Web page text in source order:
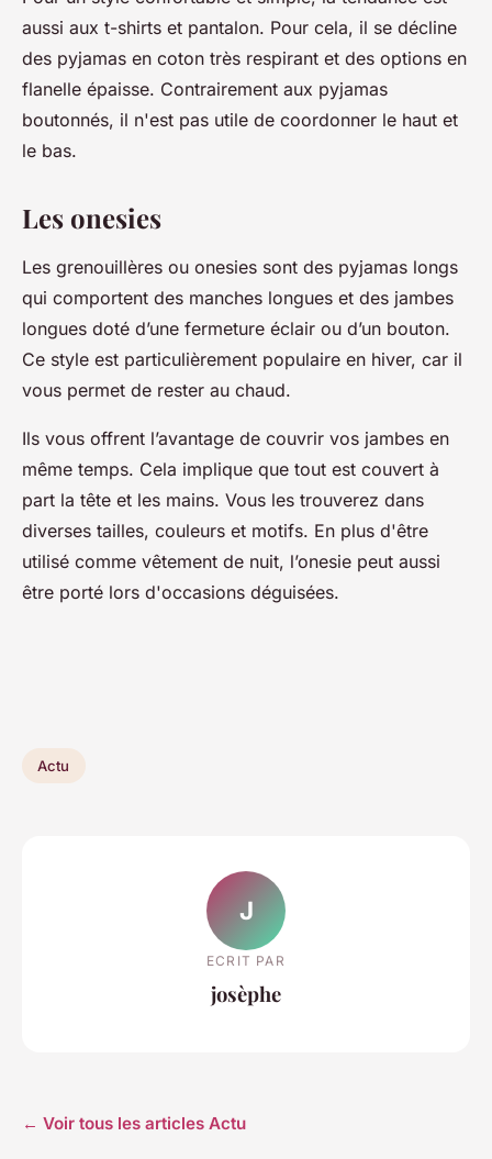
aussi aux t-shirts et pantalon. Pour cela, il se décline
des pyjamas en coton très respirant et des options en
flanelle épaisse. Contrairement aux pyjamas
boutonnés, il n'est pas utile de coordonner le haut et
le bas.
Les onesies
Les grenouillères ou onesies sont des pyjamas longs
qui comportent des manches longues et des jambes
longues doté d’une fermeture éclair ou d’un bouton.
Ce style est particulièrement populaire en hiver, car il
vous permet de rester au chaud.
Ils vous offrent l’avantage de couvrir vos jambes en
même temps. Cela implique que tout est couvert à
part la tête et les mains. Vous les trouverez dans
diverses tailles, couleurs et motifs. En plus d'être
utilisé comme vêtement de nuit, l’onesie peut aussi
être porté lors d'occasions déguisées.
Actu
J
ECRIT PAR
josèphe
← Voir tous les articles Actu